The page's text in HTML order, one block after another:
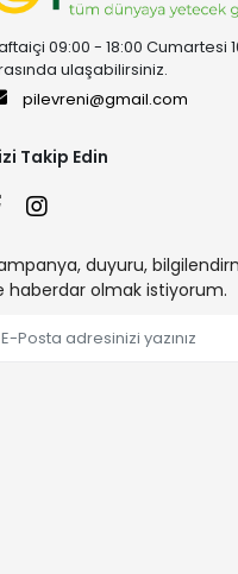
09:00 - 18:00 Cumartesi
ulaşabilirsiniz.
pilevreni@gmail.com
Takip Edin
duyuru,
haberdar olmak istiyorum.